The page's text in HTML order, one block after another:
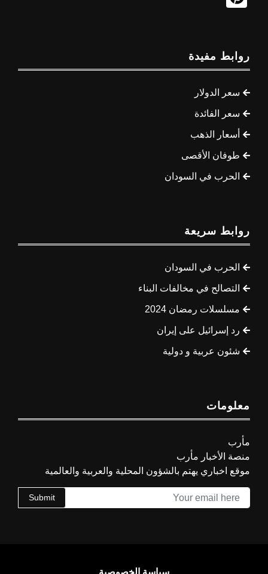
روابط مفيدة
سعر الدولار
سعر الفائدة
أسعار الذهب
طوفان الأقصى
الحرب في السودان
روابط سريعة
الحرب في السودان
التصالح في مخالفات البناء
مسلسلات رمضان 2024
رد إسرائيل على إيران
شئون عربية و دولية
معلومات
مأرب
منصة الأخبار مأرب
موقع اخباري يهتم بالشؤون المحلية والعربية والعالمية
Submit